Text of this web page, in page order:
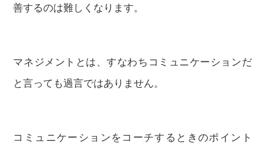
善するのは難しくなります。
マネジメントとは、すなわちコミュニケーションだ
と言っても過言ではありません。
コミュニケーションをコーチするときのポイント